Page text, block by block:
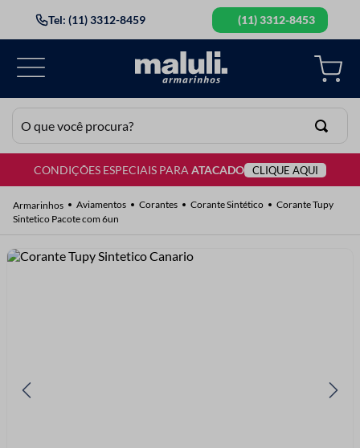
Tel: (11) 3312-8459 (11) 3312-8453
O que você procura?
CONDIÇÕES ESPECIAIS PARAATACADO CLIQUE AQUI
Aviamentos Corantes Corante Sintético
Corante Tupy
Sintetico Pacote com 6un
TERMOS MAIS BUSCADOS
2º
barbante
3º
botão
8º